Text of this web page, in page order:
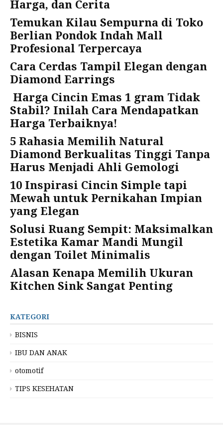
Harga, dan Cerita
Temukan Kilau Sempurna di Toko
Berlian Pondok Indah Mall
Profesional Terpercaya
Cara Cerdas Tampil Elegan dengan
Diamond Earrings
Harga Cincin Emas 1 gram Tidak
Stabil? Inilah Cara Mendapatkan
Harga Terbaiknya!
5 Rahasia Memilih Natural
Diamond Berkualitas Tinggi Tanpa
Harus Menjadi Ahli Gemologi
10 Inspirasi Cincin Simple tapi
Mewah untuk Pernikahan Impian
yang Elegan
Solusi Ruang Sempit: Maksimalkan
Estetika Kamar Mandi Mungil
dengan Toilet Minimalis
Alasan Kenapa Memilih Ukuran
Kitchen Sink Sangat Penting
KATEGORI
BISNIS
IBU DAN ANAK
otomotif
TIPS KESEHATAN